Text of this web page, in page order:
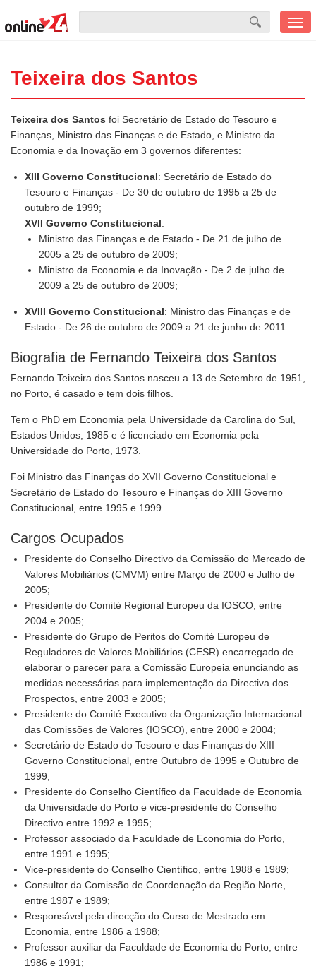
Teixeira dos Santos
Teixeira dos Santos foi Secretário de Estado do Tesouro e
Finanças, Ministro das Finanças e de Estado, e Ministro da
Economia e da Inovação em 3 governos diferentes:
XIII Governo Constitucional: Secretário de Estado do
Tesouro e Finanças - De 30 de outubro de 1995 a 25 de
outubro de 1999;
XVII Governo Constitucional:
Ministro das Finanças e de Estado - De 21 de julho de
2005 a 25 de outubro de 2009;
Ministro da Economia e da Inovação - De 2 de julho de
2009 a 25 de outubro de 2009;
XVIII Governo Constitucional: Ministro das Finanças e de
Estado - De 26 de outubro de 2009 a 21 de junho de 2011.
Biografia de Fernando Teixeira dos Santos
Fernando Teixeira dos Santos nasceu a 13 de Setembro de 1951,
no Porto, é casado e tem dois filhos.
Tem o PhD em Economia pela Universidade da Carolina do Sul,
Estados Unidos, 1985 e é licenciado em Economia pela
Universidade do Porto, 1973.
Foi Ministro das Finanças do XVII Governo Constitucional e
Secretário de Estado do Tesouro e Finanças do XIII Governo
Constitucional, entre 1995 e 1999.
Cargos Ocupados
Presidente do Conselho Directivo da Comissão do Mercado de
Valores Mobiliários (CMVM) entre Março de 2000 e Julho de
2005;
Presidente do Comité Regional Europeu da IOSCO, entre
2004 e 2005;
Presidente do Grupo de Peritos do Comité Europeu de
Reguladores de Valores Mobiliários (CESR) encarregado de
elaborar o parecer para a Comissão Europeia enunciando as
medidas necessárias para implementação da Directiva dos
Prospectos, entre 2003 e 2005;
Presidente do Comité Executivo da Organização Internacional
das Comissões de Valores (IOSCO), entre 2000 e 2004;
Secretário de Estado do Tesouro e das Finanças do XIII
Governo Constitucional, entre Outubro de 1995 e Outubro de
1999;
Presidente do Conselho Científico da Faculdade de Economia
da Universidade do Porto e vice-presidente do Conselho
Directivo entre 1992 e 1995;
Professor associado da Faculdade de Economia do Porto,
entre 1991 e 1995;
Vice-presidente do Conselho Científico, entre 1988 e 1989;
Consultor da Comissão de Coordenação da Região Norte,
entre 1987 e 1989;
Responsável pela direcção do Curso de Mestrado em
Economia, entre 1986 a 1988;
Professor auxiliar da Faculdade de Economia do Porto, entre
1986 e 1991;